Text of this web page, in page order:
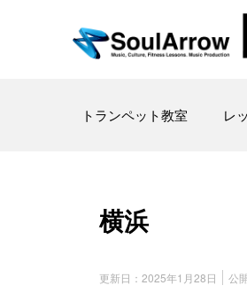
トランペット教室 レ
横浜
更新日： 2025年1月28日 公